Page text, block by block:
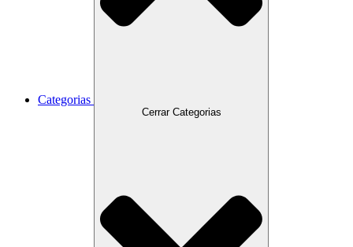
Categorias
Cerrar Categorias